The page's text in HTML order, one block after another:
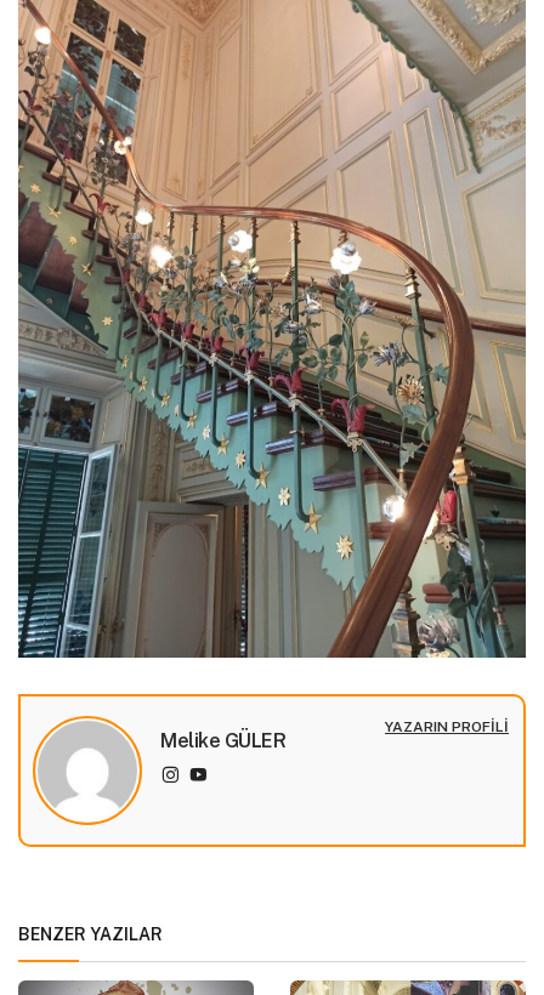
Melike GÜLER
YAZARIN PROFILI
BENZER YAZILAR